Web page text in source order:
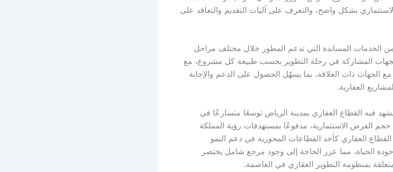
بشكل واضح، والتعرف على آليات التقديم والتعاقد على
الخدمات المساندة التي تدعم المطور خلال مختلف مراحل
المشاركة في رحلة التطوير بحسب طبيعة كل مشروع، مع
الجهات ذات العلاقة، بما يسهّل الحصول على الدعم والإجابة
العقارية.
فيه القطاع العقاري بمدينة الرياض توسعًا متسارعًا في
حجم الفرص الاستثمارية، مدفوعًا بمستهدفات رؤية المملكة
القطاع العقاري كأحد القطاعات المحورية في دعم النمو
الحياة، مما عزز الحاجة إلى وجود مرجع شامل يختصر
بمنظومة التطوير العقاري في العاصمة.